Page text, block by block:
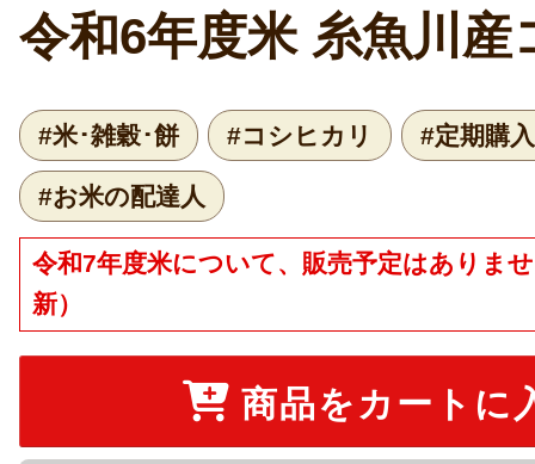
令和6年度米 糸魚川産
#米･雑穀･餅 #コシヒカリ #定期購
#お米の配達人
令和7年度米について、販売予定はありま
新）
商品をカートに